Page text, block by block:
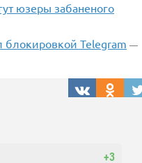
юзеры забаненого
блокировкой Telegram —
+3